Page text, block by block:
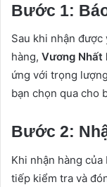
Bước 1:
Sau khi nhận
hàng, Vương Nhất
ứng với trọng
bạn chọn qua cho
Bước 2:
Khi nhận hàng
tiếp kiểm tra và